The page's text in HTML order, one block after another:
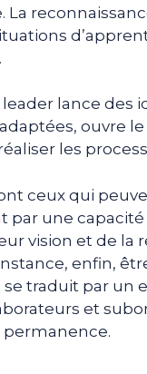
lance des
ouvre
les
ceux qui
une
vision et de la
enfin,
se traduit par
et